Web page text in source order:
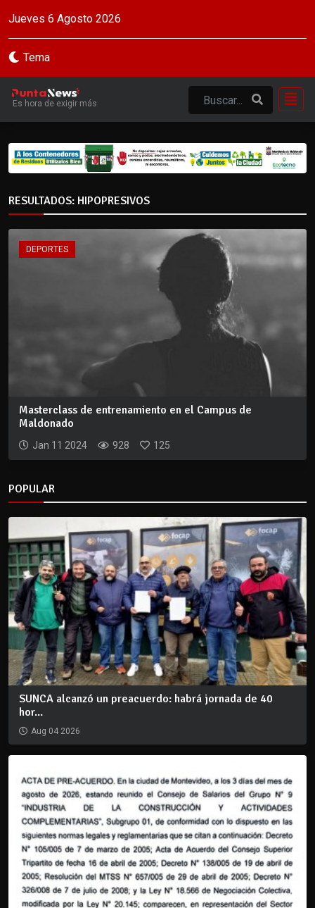
Jueves 6 Agosto 2026
Tema
Es hora de exigir más
RESULTADOS: HIPOPRESIVOS
DEPORTES
Masterclass de entrenamiento en el Campus de
Maldonado
Jan 11 2024 928 125
POPULAR
SUNCA alcanzó un preacuerdo: habrá jornada de 40
hor...
Aug 04 2026